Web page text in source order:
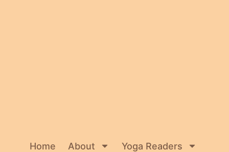
Home About Yoga Readers